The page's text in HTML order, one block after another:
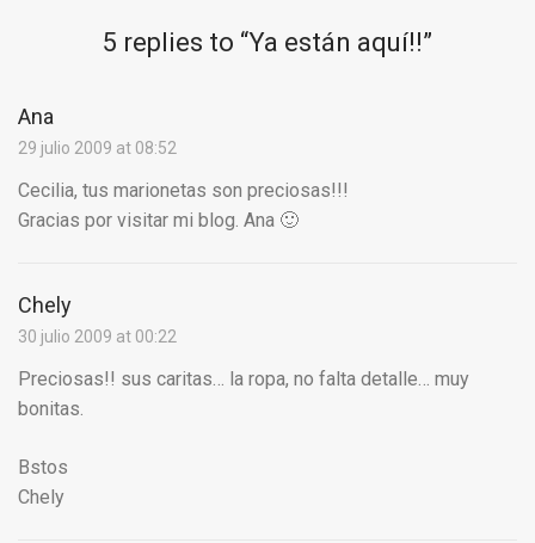
5 replies to “Ya están aquí!!”
Ana
29 julio 2009 at 08:52
Cecilia, tus marionetas son preciosas!!!
Gracias por visitar mi blog. Ana 🙂
Chely
30 julio 2009 at 00:22
Preciosas!! sus caritas… la ropa, no falta detalle… muy
bonitas.
Bstos
Chely